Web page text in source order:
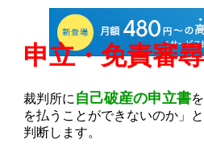
申立・免責審
裁判所に 自己破産の申立書
を払うことができないのか」
判断します。